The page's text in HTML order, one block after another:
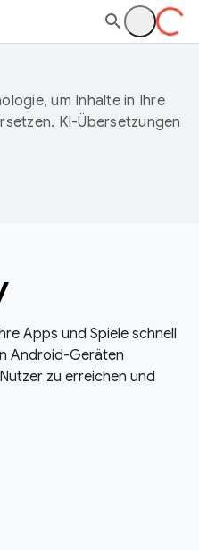
um Inhalte in Ihre
KI-Übersetzungen
Apps und Spiele schnell
Android-Geräten
zu erreichen und